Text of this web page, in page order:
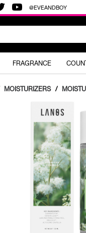
@EVEANDBOY
FRAGRANCE
MOISTURIZERS /